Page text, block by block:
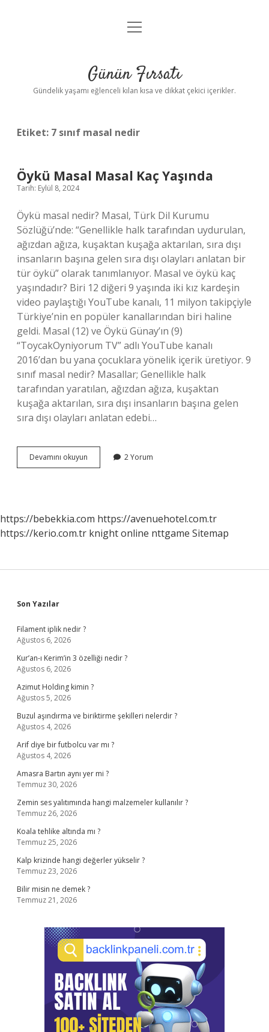
Anasayfa
Yasal Uyarı
menüyü
Günün Fırsatı
Gündelik yaşamı eğlenceli kılan kısa ve dikkat çekici içerikler.
Etiket: 7 sınıf masal nedir
Öykü Masal Masal Kaç Yaşında
Tarih: Eylül 8, 2024
Öykü masal nedir? Masal, Türk Dil Kurumu
Sözlüğü’nde: “Genellikle halk tarafından uydurulan,
ağızdan ağıza, kuşaktan kuşağa aktarılan, sıra dışı
insanların başına gelen sıra dışı olayları anlatan bir
tür öykü” olarak tanımlanıyor. Masal ve öykü kaç
yaşındadır? Biri 12 diğeri 9 yaşında iki kız kardeşin
video paylaştığı YouTube kanalı, 11 milyon takipçiyle
Türkiye’nin en popüler kanallarından biri haline
geldi. Masal (12) ve Öykü Günay’ın (9)
“ToycakOyniyorum TV” adlı YouTube kanalı
2016’dan bu yana çocuklara yönelik içerik üretiyor. 9
sınıf masal nedir? Masallar; Genellikle halk
tarafından yaratılan, ağızdan ağıza, kuşaktan
kuşağa aktarılan, sıra dışı insanların başına gelen
sıra dışı olayları anlatan edebi…
Devamını okuyun
Masal
2 Yorum
https://bebekkia.com https://avenuehotel.com.tr
https://kerio.com.tr knight online nttgame Sitemap
Sidebar
Son Yazılar
Filament iplik nedir ?
Ağustos 6, 2026
Kur’an-ı Kerim’in 3 özelliği nedir ?
Ağustos 6, 2026
Azimut Holding kimin ?
Ağustos 5, 2026
Buzul aşındırma ve biriktirme şekilleri nelerdir ?
Ağustos 4, 2026
Arif diye bir futbolcu var mı ?
Ağustos 4, 2026
Amasra Bartın aynı yer mi ?
Temmuz 30, 2026
Zemin ses yalıtımında hangi malzemeler kullanılır ?
Temmuz 26, 2026
Koala tehlike altında mı ?
Temmuz 25, 2026
Kalp krizinde hangi değerler yükselir ?
Temmuz 23, 2026
Bilir misin ne demek ?
Temmuz 21, 2026